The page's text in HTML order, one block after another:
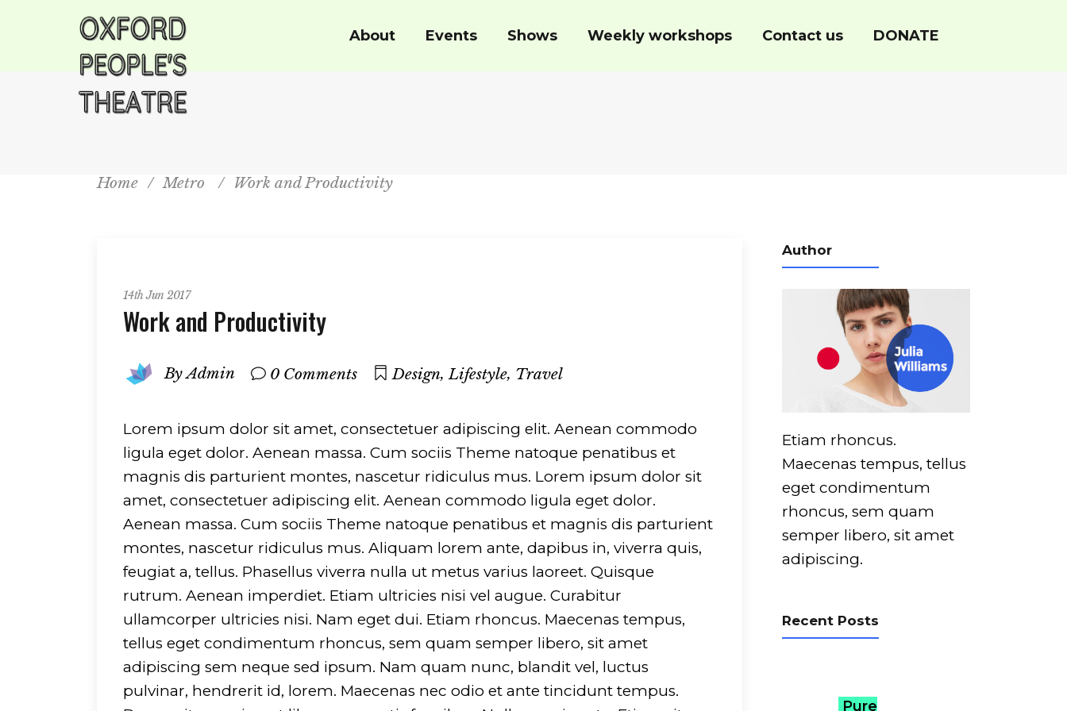
About Events Shows Weekly workshops Contact us DONATE
Home / Metro / Work and Productivity
14th Jun 2017
Work and Productivity
By Admin 0 Comments Design, Lifestyle, Travel
Lorem ipsum dolor sit amet, consectetuer adipiscing elit. Aenean commodo
ligula eget dolor. Aenean massa. Cum sociis Theme natoque penatibus et
magnis dis parturient montes, nascetur ridiculus mus. Lorem ipsum dolor sit
amet, consectetuer adipiscing elit. Aenean commodo ligula eget dolor.
Aenean massa. Cum sociis Theme natoque penatibus et magnis dis parturient
montes, nascetur ridiculus mus. Aliquam lorem ante, dapibus in, viverra quis,
feugiat a, tellus. Phasellus viverra nulla ut metus varius laoreet. Quisque
rutrum. Aenean imperdiet. Etiam ultricies nisi vel augue. Curabitur
ullamcorper ultricies nisi. Nam eget dui. Etiam rhoncus. Maecenas tempus,
tellus eget condimentum rhoncus, sem quam semper libero, sit amet
adipiscing sem neque sed ipsum. Nam quam nunc, blandit vel, luctus
pulvinar, hendrerit id, lorem. Maecenas nec odio et ante tincidunt tempus.
Author
Etiam rhoncus.
Maecenas tempus, tellus
eget condimentum
rhoncus, sem quam
semper libero, sit amet
adipiscing.
Recent Posts
Pure